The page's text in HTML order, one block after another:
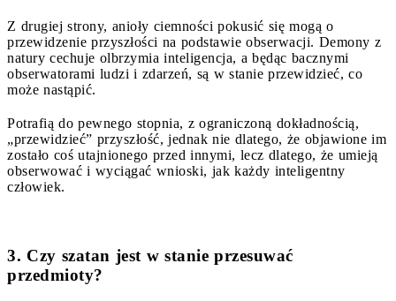
Z drugiej strony, anioły ciemności pokusić się mogą o
przewidzenie przyszłości na podstawie obserwacji. Demony z
natury cechuje olbrzymia inteligencja, a będąc bacznymi
obserwatorami ludzi i zdarzeń, są w stanie przewidzieć, co
może nastąpić.
Potrafią do pewnego stopnia, z ograniczoną dokładnością,
„przewidzieć” przyszłość, jednak nie dlatego, że objawione im
zostało coś utajnionego przed innymi, lecz dlatego, że umieją
obserwować i wyciągać wnioski, jak każdy inteligentny
człowiek.
3. Czy szatan jest w stanie przesuwać
przedmioty?